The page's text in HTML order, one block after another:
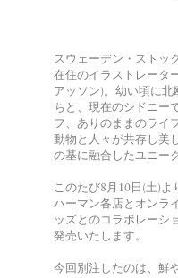
スウェーデン・ストッ
在住のイラストレータ
アッソン)。幼い頃に
ちと、現在のシドニー
フ、ありのままのライ
動物と人々が共存し美
の基に融合したユニー
このたび8月10日(土)よ
ハーマン各店とオンラ
ッズとのコラボレーシ
発売いたします。
今回別注したのは、鮮